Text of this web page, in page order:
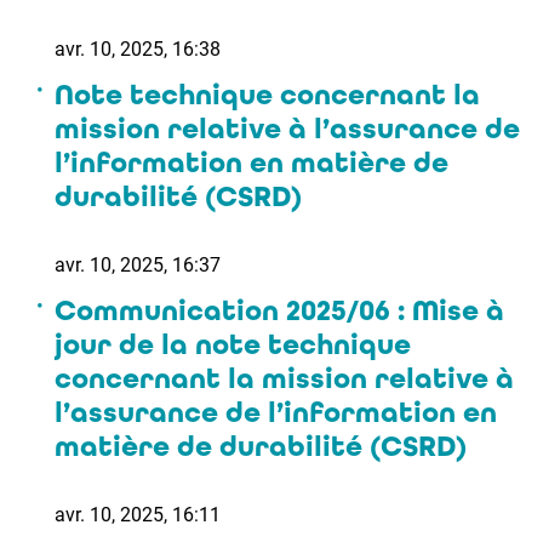
avr. 10, 2025, 16:38
Note technique concernant la
mission relative à l’assurance de
l’information en matière de
durabilité (CSRD)
avr. 10, 2025, 16:37
Communication 2025/06 : Mise à
jour de la note technique
concernant la mission relative à
l’assurance de l’information en
matière de durabilité (CSRD)
avr. 10, 2025, 16:11